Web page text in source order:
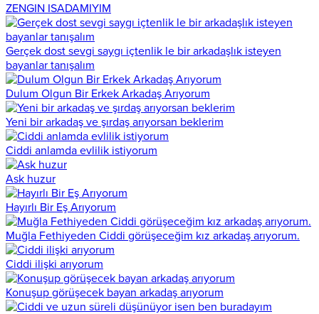
ZENGIN ISADAMIYIM
Gerçek dost sevgi saygı içtenlik le bir arkadaşlık isteyen
bayanlar tanışalım
Dulum Olgun Bir Erkek Arkadaş Arıyorum
Yeni bir arkadaş ve şırdaş arıyorsan beklerim
Ciddi anlamda evlilik istiyorum
Ask huzur
Hayırlı Bir Eş Arıyorum
Muğla Fethiyeden Ciddi görüşeceğim kız arkadaş arıyorum.
Ciddi ilişki arıyorum
Konuşup görüşecek bayan arkadaş arıyorum